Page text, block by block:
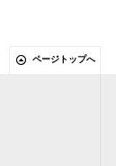
ページトップへ